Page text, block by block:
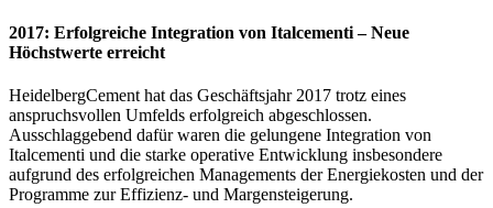
2017: Erfolgreiche Integration von Italcementi – Neue
Höchstwerte erreicht
HeidelbergCement hat das Geschäftsjahr 2017 trotz eines
anspruchsvollen Umfelds erfolgreich abgeschlossen.
Ausschlaggebend dafür waren die gelungene Integration von
Italcementi und die starke operative Entwicklung insbesondere
aufgrund des erfolgreichen Managements der Energiekosten und der
Programme zur Effizienz- und Margensteigerung.